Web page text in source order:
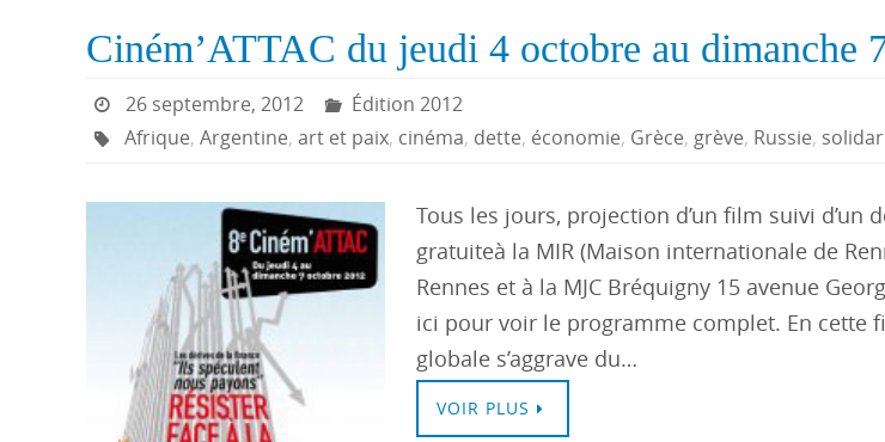
Ciném’ATTAC du jeudi 4 octobre au dimanche
26 septembre, 2012
Édition 2012
Afrique, Argentine, art et paix, cinéma, dette, économie, Grèce, grève, Russie,
Tous les jours, projection d’un film suivi d’un
gratuiteà la MIR (Maison internationale de
Rennes et à la MJC Bréquigny 15 avenue
ici pour voir le programme complet. En cette
globale s’aggrave du…
VOIR PLUS